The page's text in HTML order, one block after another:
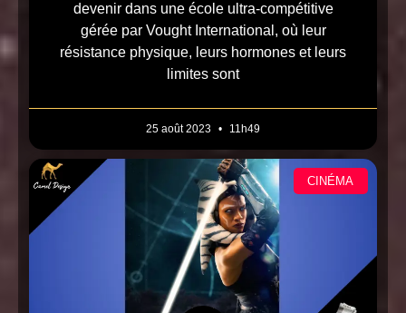
devenir dans une école ultra-compétitive
gérée par Vought International, où leur
résistance physique, leurs hormones et leurs
limites sont
25 août 2023 11h49
CINÉMA